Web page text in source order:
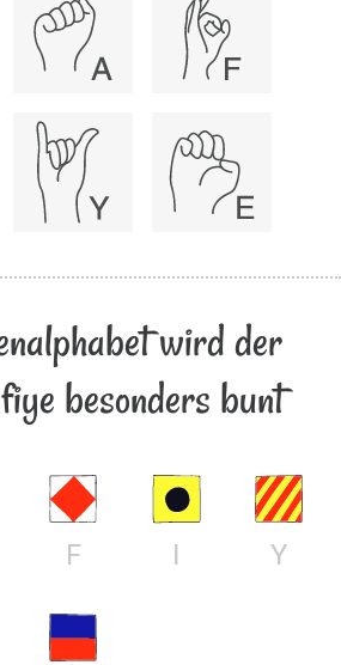
wird der
besonders bunt
F I Y